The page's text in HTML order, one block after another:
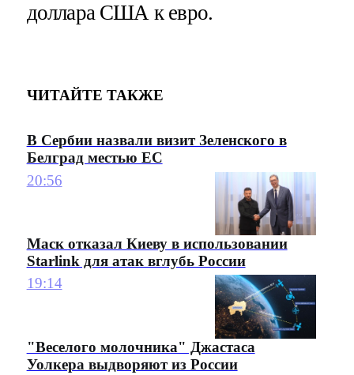
доллара США к евро.
ЧИТАЙТЕ ТАКЖЕ
В Сербии назвали визит Зеленского в
Белград местью ЕС
20:56
Маск отказал Киеву в использовании
Starlink для атак вглубь России
19:14
"Веселого молочника" Джастаса
Уолкера выдворяют из России